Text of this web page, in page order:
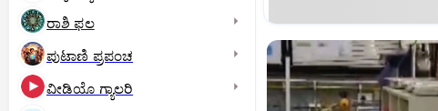
ರಾಶಿ ಫಲ
ಪುಟಾಣಿ ಪ್ರಪಂಚ
ವೀಡಿಯೊ ಗ್ಯಾಲರಿ